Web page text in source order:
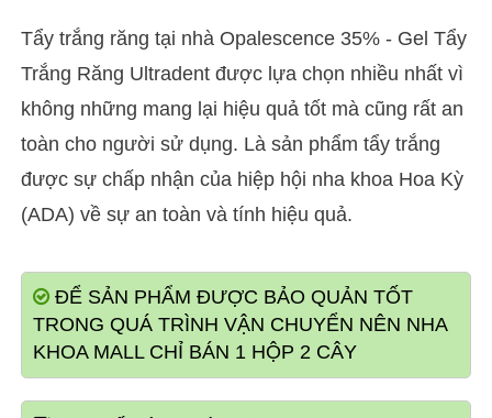
Tẩy trắng răng tại nhà Opalescence 35% - Gel Tẩy
Trắng Răng Ultradent được lựa chọn nhiều nhất vì
không những mang lại hiệu quả tốt mà cũng rất an
toàn cho người sử dụng. Là sản phẩm tẩy trắng
được sự chấp nhận của hiệp hội nha khoa Hoa Kỳ
(ADA) về sự an toàn và tính hiệu quả.
ĐỂ SẢN PHẨM ĐƯỢC BẢO QUẢN TỐT
TRONG QUÁ TRÌNH VẬN CHUYỂN NÊN NHA
KHOA MALL CHỈ BÁN 1 HỘP 2 CÂY